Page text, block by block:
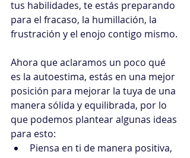
tus habilidades, te estás preparando
para el fracaso, la humillación, la
frustración y el enojo contigo mismo.
Ahora que aclaramos un poco qué
es la autoestima, estás en una mejor
posición para mejorar la tuya de una
manera sólida y equilibrada, por lo
que podemos plantear algunas ideas
para esto:
Piensa en ti de manera positiva,